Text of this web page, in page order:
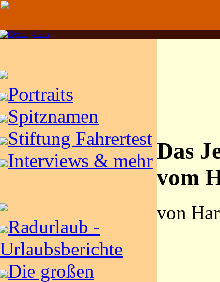
Portraits
Spitznamen
Stiftung Fahrertest
Interviews & mehr
Radurlaub -
Urlaubsberichte
Die großen
Das
vom
von